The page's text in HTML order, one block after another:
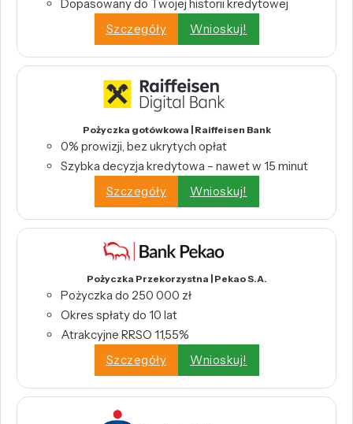
Dopasowany do Twojej historii kredytowej
Szczegóły
Wnioskuj!
Pożyczka gotówkowa | Raiffeisen Bank
0% prowizji, bez ukrytych opłat
Szybka decyzja kredytowa – nawet w 15 minut
Szczegóły
Wnioskuj!
Pożyczka Przekorzystna | Pekao S.A.
Pożyczka do 250 000 zł
Okres spłaty do 10 lat
Atrakcyjne RRSO 11,55%
Szczegóły
Wnioskuj!